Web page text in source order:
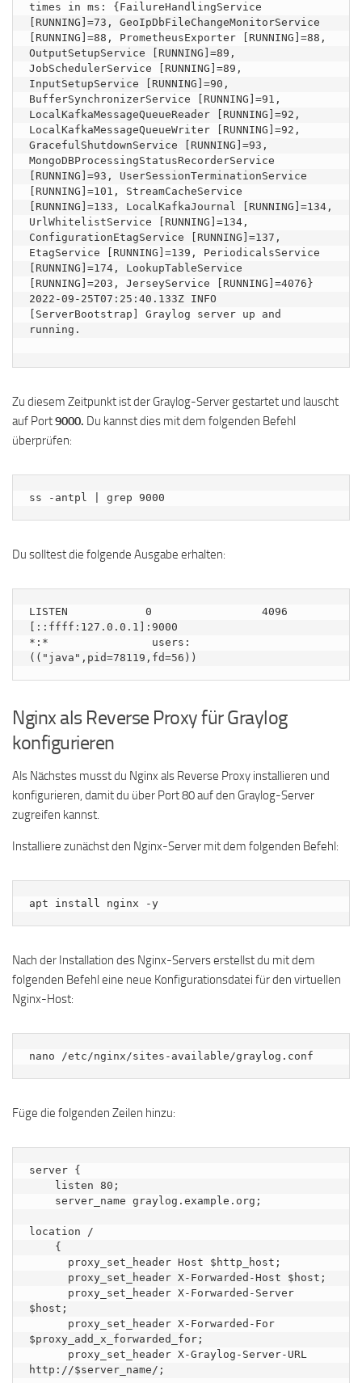
times in ms: {FailureHandlingService
[RUNNING]=73, GeoIpDbFileChangeMonitorService
[RUNNING]=88, PrometheusExporter [RUNNING]=88,
OutputSetupService [RUNNING]=89,
JobSchedulerService [RUNNING]=89,
InputSetupService [RUNNING]=90,
BufferSynchronizerService [RUNNING]=91,
LocalKafkaMessageQueueReader [RUNNING]=92,
LocalKafkaMessageQueueWriter [RUNNING]=92,
GracefulShutdownService [RUNNING]=93,
MongoDBProcessingStatusRecorderService
[RUNNING]=93, UserSessionTerminationService
[RUNNING]=101, StreamCacheService
[RUNNING]=133, LocalKafkaJournal [RUNNING]=134,
UrlWhitelistService [RUNNING]=134,
ConfigurationEtagService [RUNNING]=137,
EtagService [RUNNING]=139, PeriodicalsService
[RUNNING]=174, LookupTableService
[RUNNING]=203, JerseyService [RUNNING]=4076}
2022-09-25T07:25:40.133Z INFO
[ServerBootstrap] Graylog server up and
running.
Zu diesem Zeitpunkt ist der Graylog-Server gestartet und lauscht
auf Port9000. Du kannst dies mit dem folgenden Befehl
überprüfen:
ss -antpl | grep 9000
Du solltest die folgende Ausgabe erhalten:
LISTEN            0                 4096
[::ffff:127.0.0.1]:9000
*:*                users:
Nginx als Reverse Proxy für Graylog
konfigurieren
Als Nächstes musst du Nginx als Reverse Proxy installieren und
konfigurieren, damit du über Port 80 auf den Graylog-Server
zugreifen kannst.
Installiere zunächst den Nginx-Server mit dem folgenden Befehl:
apt install nginx -y
Nach der Installation des Nginx-Servers erstellst du mit dem
folgenden Befehl eine neue Konfigurationsdatei für den virtuellen
Nginx-Host:
nano /etc/nginx/sites-available/graylog.conf
Füge die folgenden Zeilen hinzu:
server {
location /
$host;
$proxy_add_x_forwarded_for;
http://$server_name/;